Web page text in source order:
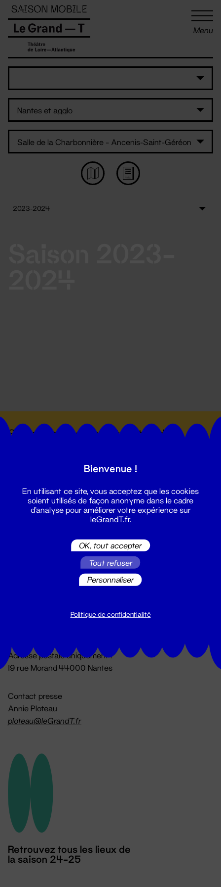
Menu
Suivez toutes les actualités du
Du lundi au vendredi 14h → 18h
Adresse postale uniquement :
19 rue Morand 44000 Nantes
Contact presse
Annie Ploteau
ploteau@leGrandT.fr
Retrouvez tous les lieux de
la saison 24-25
Panneau de gestion des cookies
Bienvenue !
En utilisant ce site, vous acceptez que les cookies
soient utilisés de façon anonyme dans le cadre
d'analyse pour améliorer votre expérience sur
leGrandT.fr.
OK, tout accepter
Tout refuser
Personnaliser
Politique de confidentialité